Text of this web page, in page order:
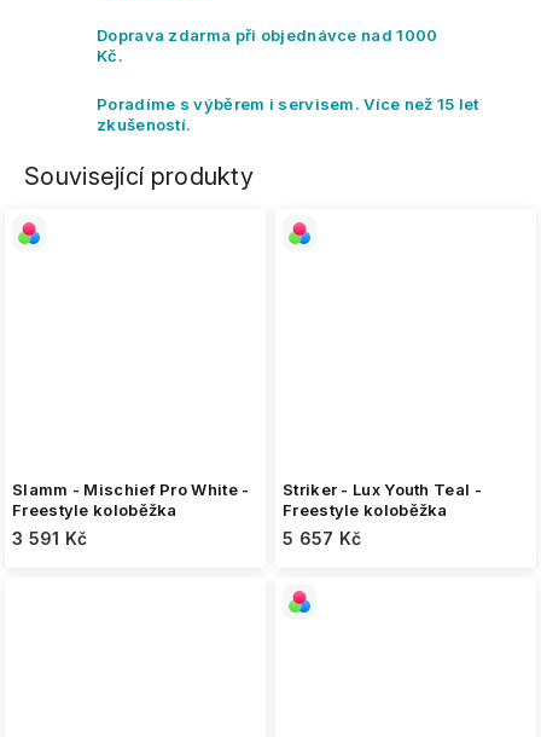
Doprava zdarma při objednávce nad 1000
Kč.
Poradíme s výběrem i servisem. Více než 15 let
zkušeností.
Související produkty
Slamm - Mischief Pro White -
Freestyle koloběžka
3 591 Kč
Striker - Lux Youth Teal -
Freestyle koloběžka
5 657 Kč